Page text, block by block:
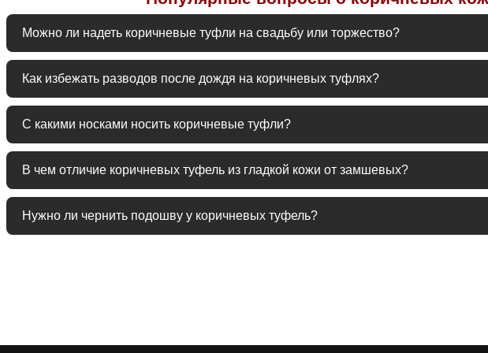
Можно ли надеть коричневые туфли на свадьбу или торжество?
Да, коричневые кожаные туфли считаются очень стильным выбором для торжеств,
Как избежать разводов после дождя на коричневых туфлях?
Сразу после намокания протрите их сухой мягкой тканью и дайте высохнуть
С какими носками носить коричневые туфли?
Подбирайте носки в цвет брюк, либо выбирайте модели с классическим принтом ромб,
В чем отличие коричневых туфель из гладкой кожи от замшевых?
Гладкая кожа более формальна и практична в уходе, в то время как замша выглядит
Нужно ли чернить подошву у коричневых туфель?